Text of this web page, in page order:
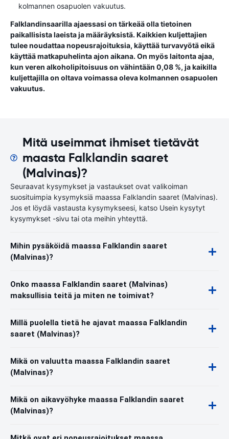
kolmannen osapuolen vakuutus.
Falklandinsaarilla ajaessasi on tärkeää olla tietoinen
paikallisista laeista ja määräyksistä. Kaikkien kuljettajien
tulee noudattaa nopeusrajoituksia, käyttää turvavyötä eikä
käyttää matkapuhelinta ajon aikana. On myös laitonta ajaa,
kun veren alkoholipitoisuus on vähintään 0,08 %, ja kaikilla
kuljettajilla on oltava voimassa oleva kolmannen osapuolen
vakuutus.
Mitä useimmat ihmiset tietävät
maasta Falklandin saaret
(Malvinas)?
Seuraavat kysymykset ja vastaukset ovat valikoiman
suosituimpia kysymyksiä maassa Falklandin saaret (Malvinas).
Jos et löydä vastausta kysymykseesi, katso Usein kysytyt
kysymykset -sivu tai ota meihin yhteyttä.
Mihin pysäköidä maassa Falklandin saaret
(Malvinas)?
Onko maassa Falklandin saaret (Malvinas)
maksullisia teitä ja miten ne toimivat?
Millä puolella tietä he ajavat maassa Falklandin
saaret (Malvinas)?
Mikä on valuutta maassa Falklandin saaret
(Malvinas)?
Mikä on aikavyöhyke maassa Falklandin saaret
(Malvinas)?